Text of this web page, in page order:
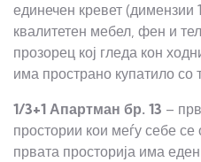
единечен кревет
квалитетен мебел, фен и
прозорец кој гледа кон
има пространо купатило со
1/3+1 Апартман бр. 13 –
простории кои меѓу себе
првата просторија има